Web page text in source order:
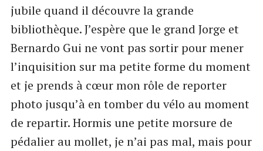
jubile quand il découvre la grande
bibliothèque. J’espère que le grand Jorge et
Bernardo Gui ne vont pas sortir pour mener
l’inquisition sur ma petite forme du moment
et je prends à cœur mon rôle de reporter
photo jusqu’à en tomber du vélo au moment
de repartir. Hormis une petite morsure de
pédalier au mollet, je n’ai pas mal, mais pour